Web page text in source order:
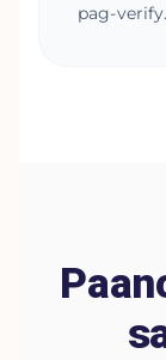
pag-verify.